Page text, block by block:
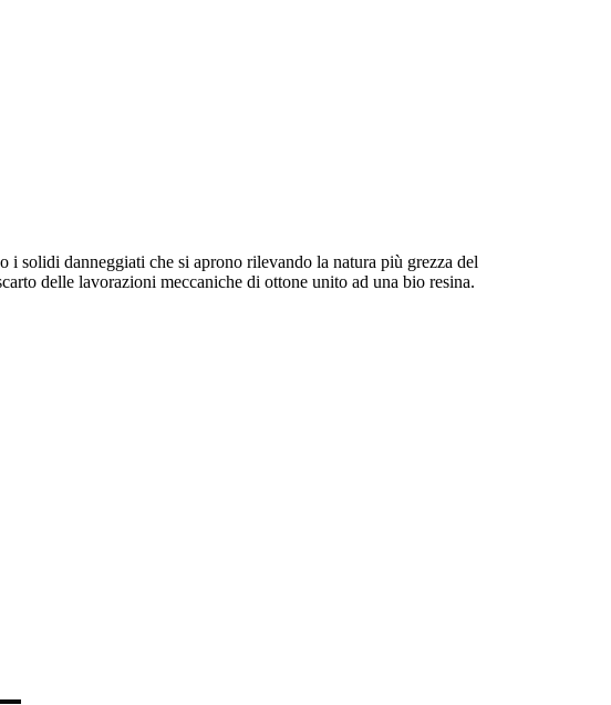
i solidi danneggiati che si aprono rilevando la natura più grezza del
delle lavorazioni meccaniche di ottone unito ad una bio resina.